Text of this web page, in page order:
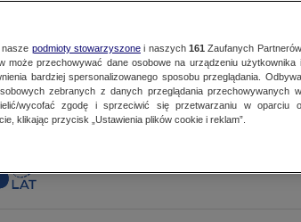
nasze podmioty stowarzyszonei naszych 161 Zaufanych Partnerów
może przechowywać dane osobowe na urządzeniu użytkownika i
bardziej spersonalizowanego sposobu przeglądania. Odbywa
zebranych z danych przeglądania przechowywanych w
wycofać zgodę i sprzeciwić się przetwarzaniu w oparciu o
klikając przycisk „Ustawienia plików cookie i reklam”.